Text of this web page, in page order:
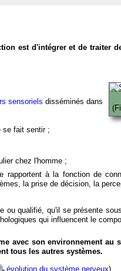
est d'intégrer et de traiter
sensoriels disséminés dans
se fait sentir ;
chez l'homme ;
rapportent à la fonction de
la prise de décision, la
ou qualifié, qu'il se présente
qui influencent le
avec son environnement au
tous les autres systèmes.
évolution du système nerveux).